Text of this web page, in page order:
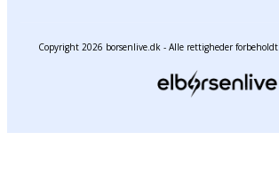
Copyright 2026 borsenlive.dk - Alle rettigheder forbeholdt.